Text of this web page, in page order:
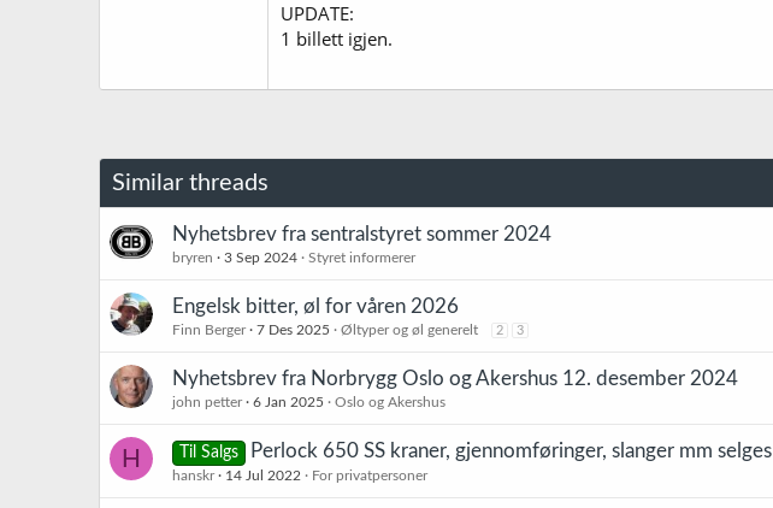
UPDATE:
1 billett igjen.
Similar threads
Nyhetsbrev fra sentralstyret sommer 2024
bryren 3 Sep 2024 Styret informerer
Engelsk bitter, øl for våren 2026
Finn Berger 7 Des 2025 Øltyper og øl generelt 2 3
Nyhetsbrev fra Norbrygg Oslo og Akershus 12. desember 2024
john petter 6 Jan 2025 Oslo og Akershus
H Til Salgs Perlock 650 SS kraner, gjennomføringer, slanger mm selges
hanskr 14 Jul 2022 For privatpersoner